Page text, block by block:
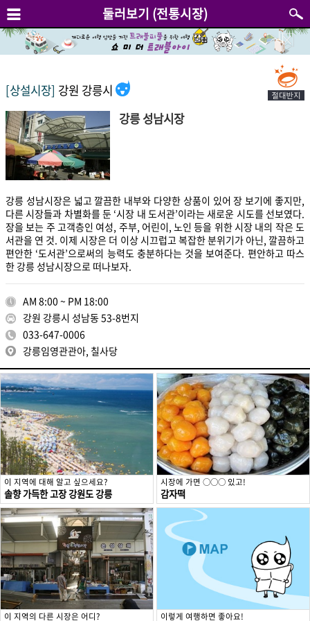
둘러보기 (전통시장)
[상설시장] 강원 강릉시
강릉 성남시장
강릉 성남시장은 넓고 깔끔한 내부와 다양한 상품이 있어 장 보기에 좋지만,
다른 시장들과 차별화를 둔 ‘시장 내 도서관’이라는 새로운 시도를 선보였다.
장을 보는 주 고객층인 여성, 주부, 어린이, 노인 등을 위한 시장 내의 작은 도
서관을 연 것. 이제 시장은 더 이상 시끄럽고 복잡한 분위기가 아닌, 깔끔하고
편안한 ‘도서관’으로써의 능력도 충분하다는 것을 보여준다. 편안하고 따스
한 강릉 성남시장으로 떠나보자.
AM 8:00 ~ PM 18:00
강원 강릉시 성남동 53-8번지
033-647-0006
강릉임영관관아, 칠사당
이 지역에 대해 알고 싶으세요?
솔향 가득한 고장 강원도 강릉
시장에 가면 ○○○ 있고!
감자떡
이 지역의 다른 시장은 어디? 이렇게 여행하면 좋아요!